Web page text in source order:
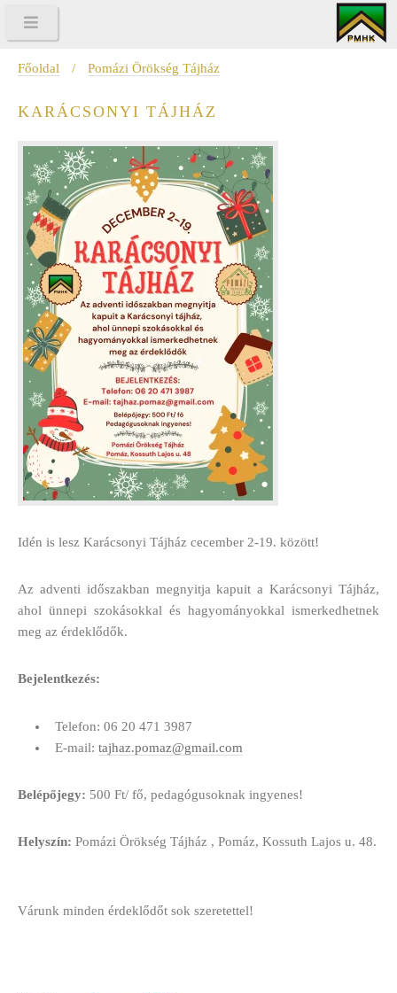
Főoldal / Pomázi Örökség Tájház
KARÁCSONYI TÁJHÁZ
Idén is lesz Karácsonyi Tájház cecember 2-19. között!
Az adventi időszakban megnyitja kapuit a Karácsonyi Tájház,
ahol ünnepi szokásokkal és hagyományokkal ismerkedhetnek
meg az érdeklődők.
Bejelentkezés:
Telefon: 06 20 471 3987
E-mail: tajhaz.pomaz@gmail.com
Belépőjegy: 500 Ft/ fő, pedagógusoknak ingyenes!
Helyszín: Pomázi Örökség Tájház , Pomáz, Kossuth Lajos u. 48.
Várunk minden érdeklődőt sok szeretettel!